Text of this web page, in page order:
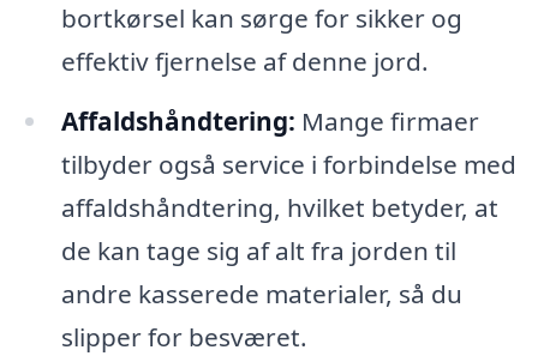
bortkørsel kan sørge for sikker og
effektiv fjernelse af denne jord.
Affaldshåndtering: Mange firmaer
tilbyder også service i forbindelse med
affaldshåndtering, hvilket betyder, at
de kan tage sig af alt fra jorden til
andre kasserede materialer, så du
slipper for besværet.